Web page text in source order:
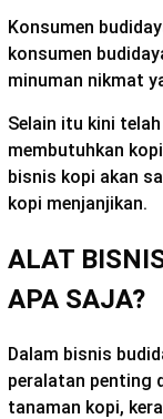
Konsumen
konsumen
minuman nikmat
Selain itu kini
membutuhkan
bisnis kopi akan
kopi menjanjikan.
ALAT
APA SAJA?
Dalam bisnis
peralatan penting
tanaman kopi,